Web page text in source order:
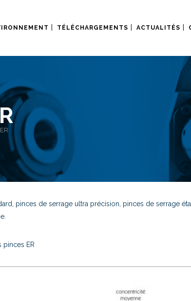
TÉLÉCHARGEMENTS ACTUALITÉS
pinces de serrage ultra précision, pinces de serrage
pinces ER